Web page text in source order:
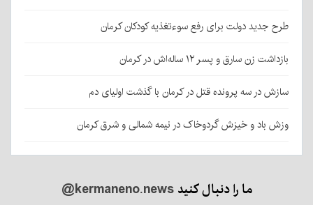
طرح جدید دولت برای رفع سوءتغذیه کودکان کرمان
بازداشت زن سارق و پسر ۱۲ ساله‌اش در کرمان
سازش در سه پرونده قتل در کرمان با گذشت اولیای دم
وزش باد و خیزش گردوخاک در نیمه شمالی و شرق کرمان
ما را دنبال کنید@kermaneno.news